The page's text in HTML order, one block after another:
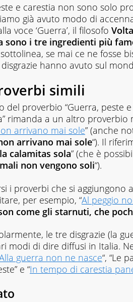
e carestia non sono solo
già avuto modo di
voce ‘Guerra’, il filosofo
sono i tre ingredienti più
se mai ce ne fosse
hanno avuto sul
simili
del proverbio “Guerra, peste
rimanda a un altro proverbio
arrivano mai sole” (anche
arrivano mai sole“). Il
calamitas sola” (che è
non vengono soli“).
i proverbi che si aggiungono
per esempio, “Al peggio
come gli starnuti, che
le tre disgrazie (la
modi di dire diffusi in Italia.
guerra non ne nasce“, “Le
e “In tempo di carestia